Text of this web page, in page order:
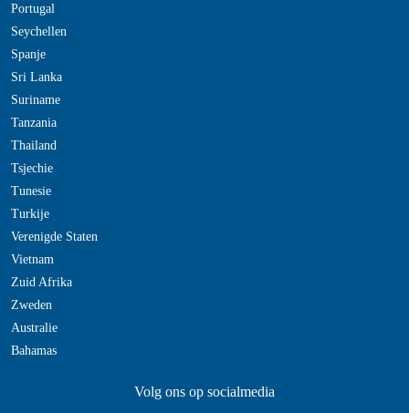
Portugal
Seychellen
Spanje
Sri Lanka
Suriname
Tanzania
Thailand
Tsjechie
Tunesie
Turkije
Verenigde Staten
Vietnam
Zuid Afrika
Zweden
Australie
Bahamas
Volg ons op socialmedia